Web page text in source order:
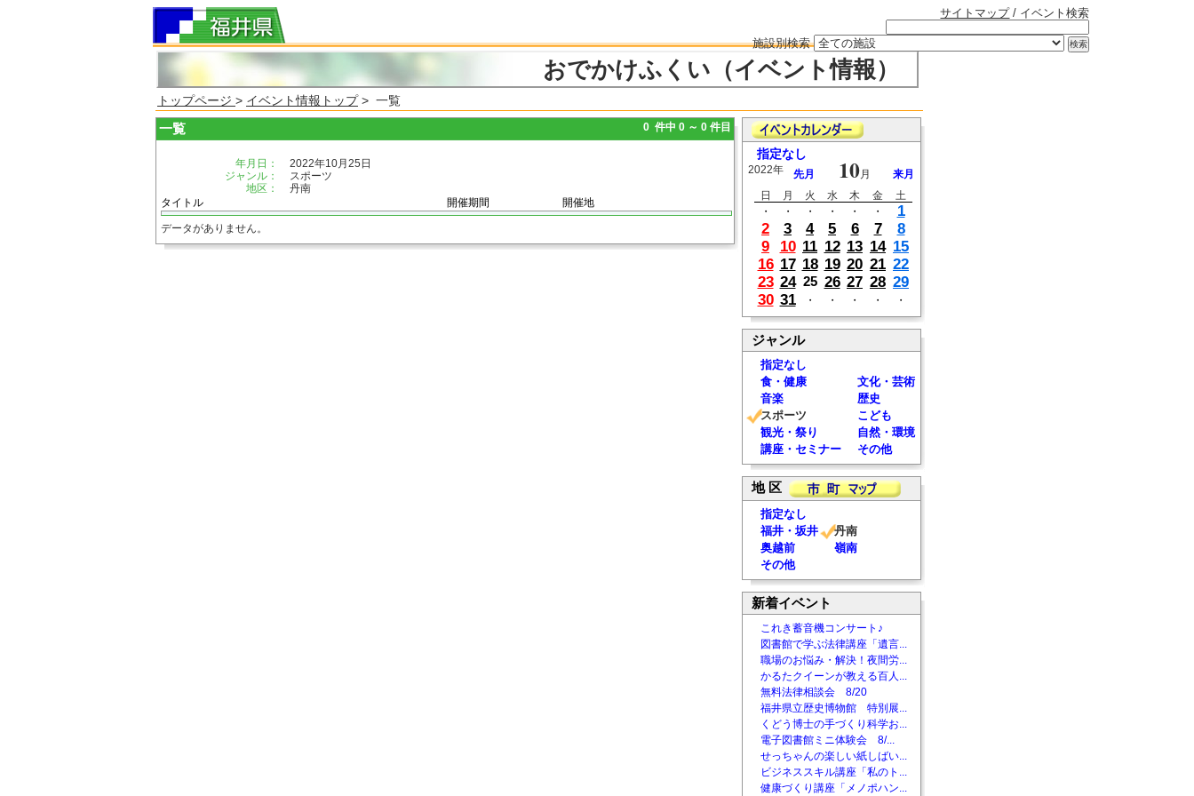
サイトマップ/ イベント検索
施設別検索
おでかけふくい（イベント情報）
トップページ > イベント情報トップ> 一覧
一覧 0 件中 0 ～ 0 件目
年月日：
2022年10月25日
ジャンル：
スポーツ
地区：
丹南
タイトル
開催期間 開催地
データがありません。
指定なし
2022年 先月 10月
来月
日
月 火 水 木 金
土
・
・ ・ ・ ・ ・
1
2
3 4 5 6 7
8
9
10 11 12 13 14 15
16 17 18 19 20 21 22
23 24 25 26 27 28 29
30 31 ・ ・ ・ ・ ・
ジャンル
指定なし
食・健康
文化・芸術
音楽
歴史
スポーツ
こども
観光・祭り
自然・環境
講座・セミナー
その他
地 区
指定なし
福井・坂井
丹南
奥越前
嶺南
その他
新着イベント
これき蓄音機コンサート♪
図書館で学ぶ法律講座「遺言...
職場のお悩み・解決！夜間労...
かるたクイーンが教える百人...
無料法律相談会 8/20
福井県立歴史博物館 特別展...
くどう博士の手づくり科学お...
電子図書館ミニ体験会 8/...
せっちゃんの楽しい紙しばい...
ビジネススキル講座「私のト...
健康づくり講座「メノポハン...